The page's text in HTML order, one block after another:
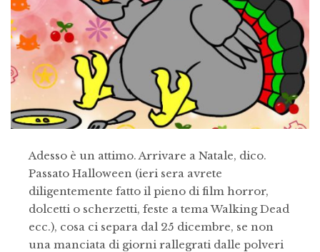
Adesso è un attimo. Arrivare a Natale, dico.
Passato Halloween (ieri sera avrete
diligentemente fatto il pieno di film horror,
dolcetti o scherzetti, feste a tema Walking Dead
ecc.), cosa ci separa dal 25 dicembre, se non
una manciata di giorni rallegrati dalle polveri